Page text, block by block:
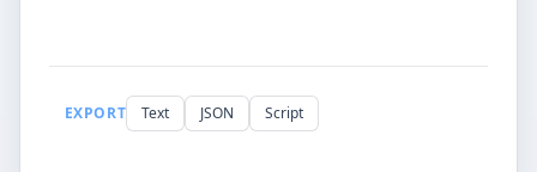
EXPORT Text JSON Script